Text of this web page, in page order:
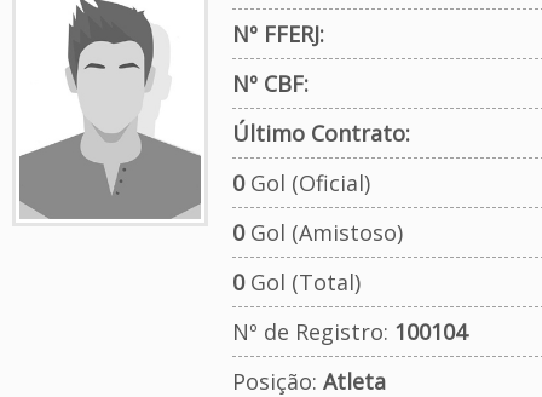
Nº FFERJ:
Nº CBF:
Último Contrato:
0Gol (Oficial)
0Gol (Amistoso)
0Gol (Total)
Nº de Registro: 100104
Posição: Atleta